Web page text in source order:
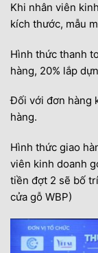
Khi nhân viên
kích thước, mẫu
Hình thức thanh
hàng, 20% lắp
Đối với đơn hàng
hàng.
Hình thức giao
viên kinh doanh
tiền đợt 2 sẽ bố
cửa gỗ WBP)